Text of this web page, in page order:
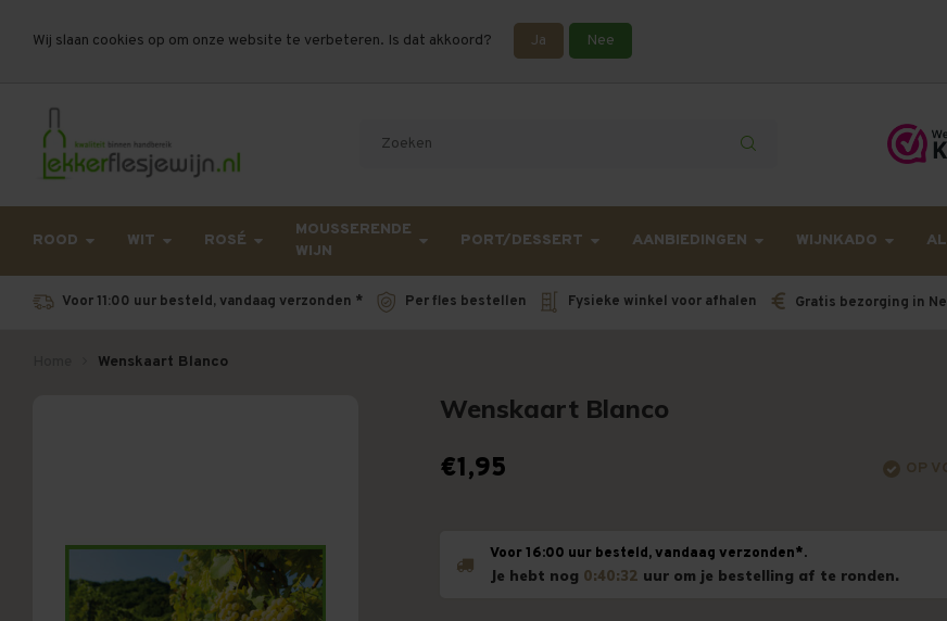
Wij slaan cookies op om onze website te verbeteren. Is dat akkoord? Ja Nee
Let op, vanwege drukte bij PostNL kan uw bestelling langer onderweg zijn dan gebruikelijk - Bestellingen van
ROOD WIT ROSÉ
MOUSSERENDE
WIJN
PORT/DESSERT AANBIEDINGEN WIJNKADO
Voor 11:00 uur besteld, vandaag verzonden * Per fles bestellen Fysieke winkel voor afhalen Gratis bezorging in
Wenskaart Blanco
Wenskaart Blanco
€1,95 OP
Voor 16:00 uur besteld, vandaag verzonden*.
Je hebt nog 0:40:32 uur om je bestelling af te ronden.